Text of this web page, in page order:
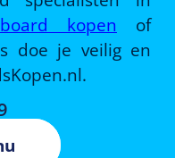
kopen of
doe je veilig en